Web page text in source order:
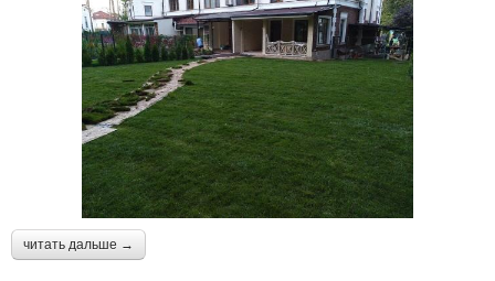
читать дальше →